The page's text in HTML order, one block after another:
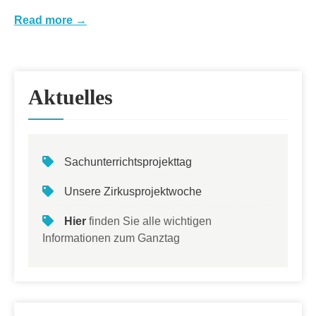
Read more →
Aktuelles
Sachunterrichtsprojekttag
Unsere Zirkusprojektwoche
Hier finden Sie alle wichtigen
Informationen zum Ganztag